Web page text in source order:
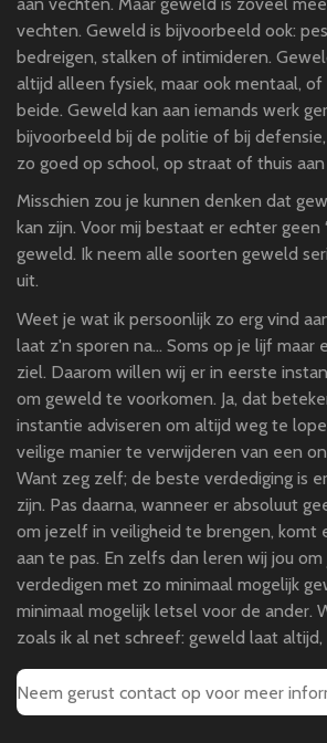
vechten. Geweld is bijvoorbeeld ook:
bedreigen, stalken of intimideren.
altijd alleen fysiek, maar ook mentaal,
beide. Geweld kan aan iemands werk
bijvoorbeeld bij de politie of bij
zo goed op school, op straat of thuis
Misschien zou je kunnen denken dat
kan zijn. Voor mij bestaat er echter geen
geweld. Ik neem alle soorten geweld
uit.
Weet je wat ik persoonlijk zo erg vind
laat z'n sporen na… Soms op je lijf maar
ziel. Daarom willen wij er in eerste
om geweld te voorkomen. Ja, dat
instantie adviseren om altijd weg te
veilige manier te verwijderen van een
Want zeg zelf; de beste verdediging is
zijn. Pas daarna, wanneer er absoluut
om jezelf in veiligheid te brengen, komt
aan te pas. En zelfs dan leren wij jou
verdedigen met zo minimaal mogelijk
minimaal mogelijk letsel voor de ander.
zoals ik al net schreef: geweld laat
Neem gerust contact op voor meer